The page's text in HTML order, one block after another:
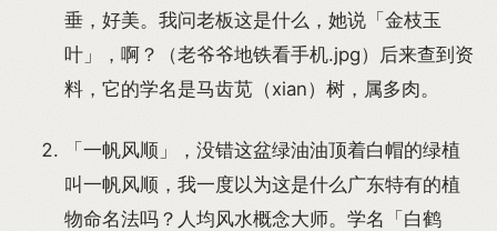
垂，好美。我问老板这是什么，她说「金枝玉
叶」，啊？（老爷爷地铁看手机.jpg）后来查到资
料，它的学名是马齿苋（xian）树，属多肉。
「一帆风顺」，没错这盆绿油油顶着白帽的绿植
叫一帆风顺，我一度以为这是什么广东特有的植
物命名法吗？人均风水概念大师。学名「白鹤